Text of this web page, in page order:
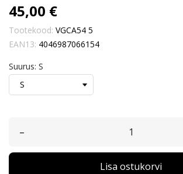
45,00 €
Tootekood: VGCA54 5
EAN13: 4046987066154
Suurus: S
–
Lisa ostukorvi